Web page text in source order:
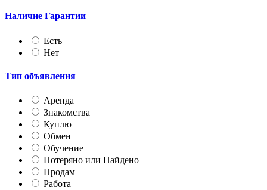
Наличие Гарантии
Есть
Нет
Тип объявления
Аренда
Знакомства
Куплю
Обмен
Обучение
Потеряно или Найдено
Продам
Работа